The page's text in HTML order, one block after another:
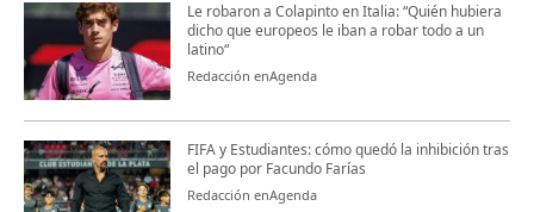
Le robaron a Colapinto en Italia: “Quién hubiera
dicho que europeos le iban a robar todo a un
latino“
Redacción enAgenda
FIFA y Estudiantes: cómo quedó la inhibición tras
el pago por Facundo Farías
Redacción enAgenda